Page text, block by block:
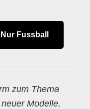
Nur Fussball
zum Thema
Modelle,